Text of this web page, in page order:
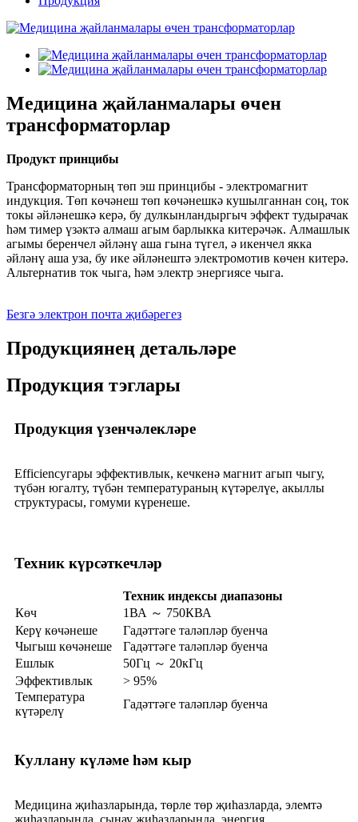
Медицина җайланмалары өчен
трансформаторлар
Продукт принцибы
Трансформаторның төп эш принцибы - электромагнит
индукция. Төп көчәнеш төп көчәнешкә кушылганнан соң, ток
токы әйләнешкә керә, бу дулкынландыргыч эффект тудырачак
һәм тимер үзәктә алмаш агым барлыкка китерәчәк. Алмашлык
агымы беренчел әйләнү аша гына түгел, ә икенчел якка
әйләнү аша уза, бу ике әйләнештә электромотив көчен китерә.
Альтернатив ток чыга, һәм электр энергиясе чыга.
Безгә электрон почта җибәрегез
Продукциянең детальләре
Продукция тэглары
Продукция үзенчәлекләре
Efficiencyгары эффективлык, кечкенә магнит агып чыгу,
түбән югалту, түбән температураның күтәрелүе, акыллы
структурасы, гомуми күренеше.
Техник күрсәткечләр
Техник индексы диапазоны
Көч
1ВА ～ 750КВА
Керү көчәнеше
Гадәттәге таләпләр буенча
Чыгыш көчәнеше
Гадәттәге таләпләр буенча
Ешлык
50Гц ～ 20кГц
Эффективлык
> 95%
Температура
күтәрелү
Гадәттәге таләпләр буенча
Куллану күләме һәм кыр
Медицина җиһазларында, төрле төр җиһазларда, элемтә